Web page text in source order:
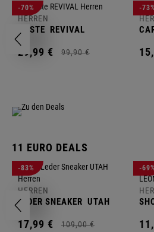
-70%
HERREN
WESTE REVIVAL
29,99 € 99,90 €
-73%
15,
11 EURO DEALS
-83%
HERREN
LEDER SNEAKER UTAH
17,99 € 109,00 €
-69%
11,